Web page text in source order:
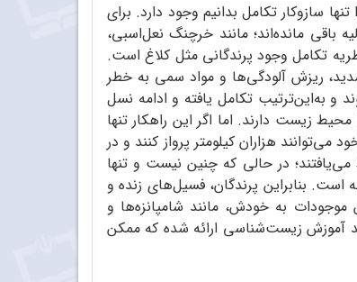
سازوکار تکامل بدانیم وجود دارد. برای
باقی‌ مانده‌اند؛ مانند خرچنگ نعل‌اسبی،
تکامل وجود پرندگانی مثل کلاغ است.
ریزش آلودگی‌ها و مواد سمی به خطر
به‌این‌ترتیب تکامل یافته و ادامه نسل
زیست دارند. اما اگر این راهکار تنها
می‌توانند هزاران کیلومتر پرواز کنند و در
در حالی‌ که چنین نیست و تنها
بنابراین پرندگان، فسیل‌های زنده و
انسان از دیگر استثناهای نظریه تکامل از طریق انتخاب طبیعی هستند و انسان خود تافته‌ای جدابافته است که با نزدیک‌ترین موجودات به خودش، مانند شامپانزه‌‎ها و
انسان‌نماهای پیشین تفاوتی بنیادی دارد. این مباحث طولانی و چند بعدی است. مطالب بیشتری در شماره‌های پیشین نشریه رشد آموزش زیست‌‎شناسی ارائه شده که ممکن